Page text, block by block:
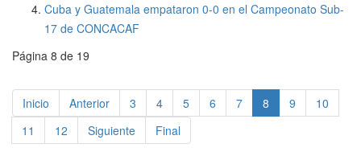
Cuba y Guatemala empataron 0-0 en el Campeonato Sub-
17 de CONCACAF
Página 8 de 19
Inicio Anterior 3 4 5 6 7 8 9
10
11
12 Siguiente Final